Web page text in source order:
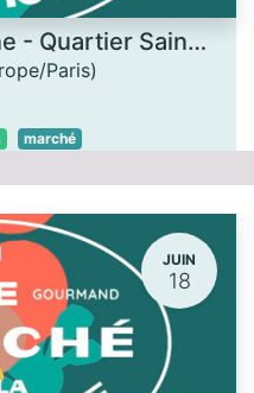
Marché de la Caserne - Quartier Saint-Donatien
Paris)
marché
JUIN
18